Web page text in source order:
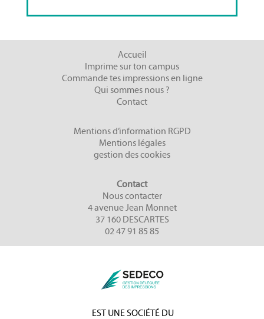
Accueil
Imprime sur ton campus
Commande tes impressions en ligne
Qui sommes nous ?
Contact
Mentions d’information RGPD
Mentions légales
gestion des cookies
Contact
Nous contacter
4 avenue Jean Monnet
37 160 DESCARTES
02 47 91 85 85
EST UNE SOCIÉTÉ DU